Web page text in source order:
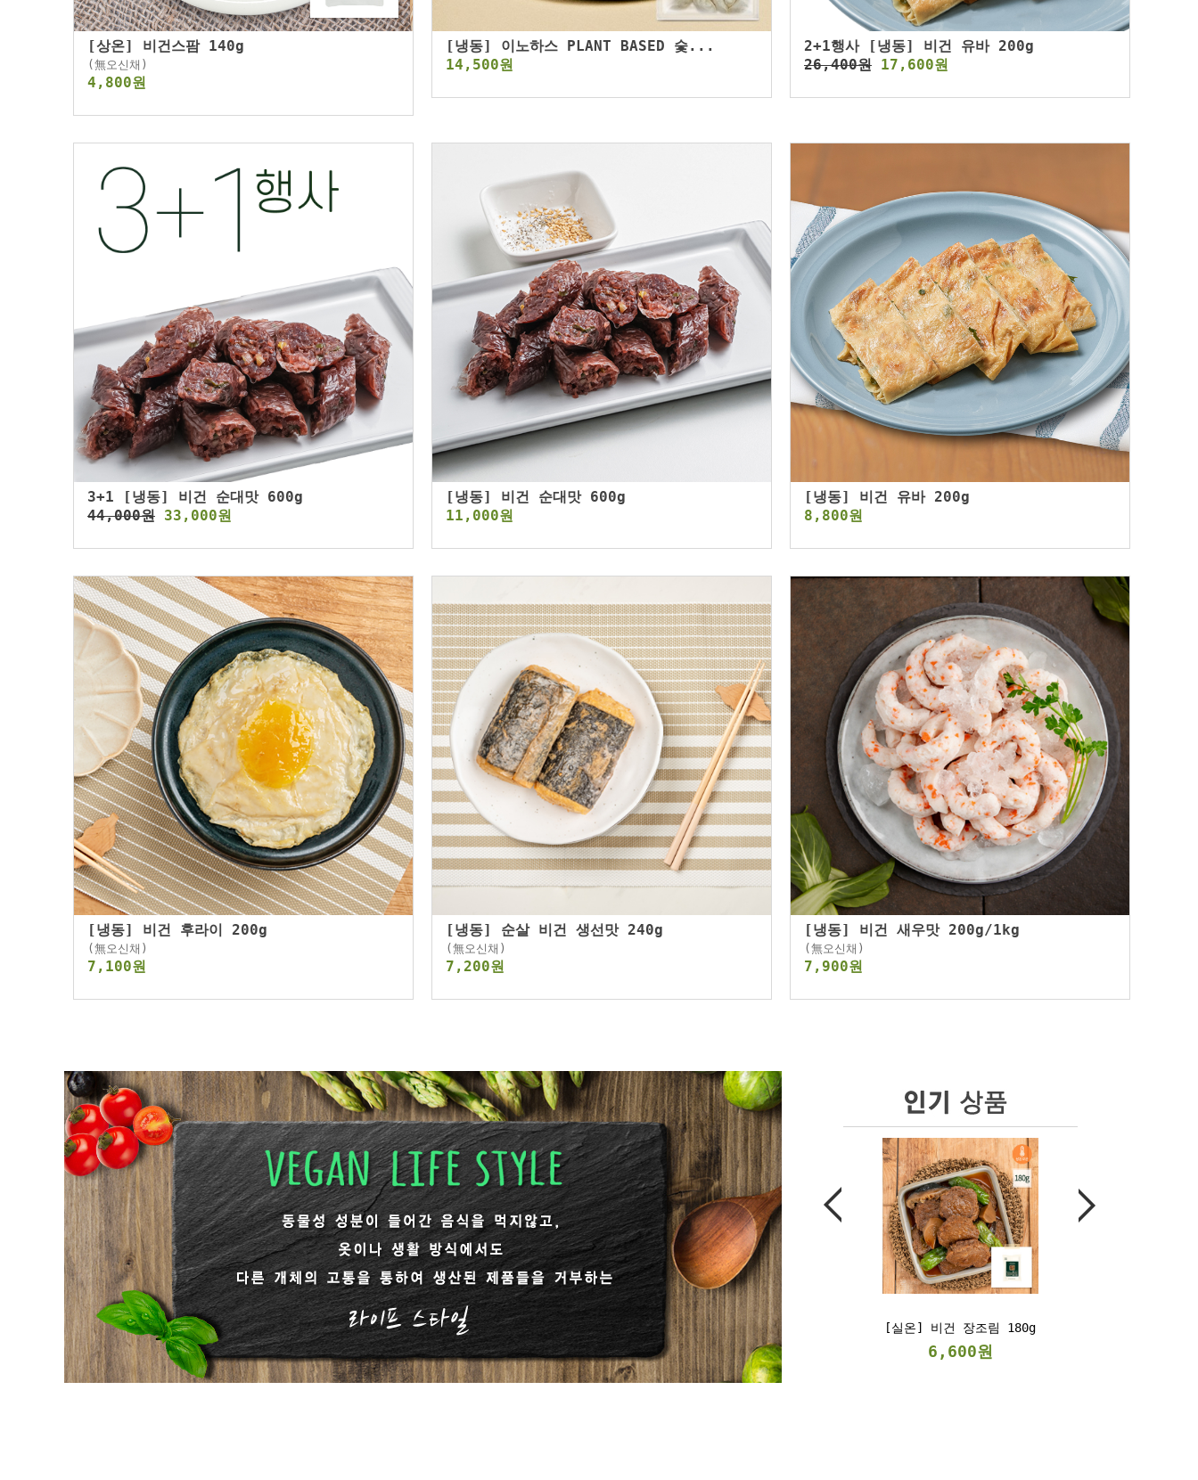
[상온] 비건스팜 140g
(無오신채)
4,800원
[냉동] 이노하스 PLANT BASED 숯...
14,500원
2+1행사 [냉동] 비건 유바 200g
26,400원 17,600원
3+1 [냉동] 비건 순대맛 600g
44,000원 33,000원
[냉동] 비건 순대맛 600g
11,000원
[냉동] 비건 유바 200g
8,800원
[냉동] 비건 후라이 200g
(無오신채)
7,100원
[냉동] 순살 비건 생선맛 240g
(無오신채)
7,200원
[냉동] 비건 새우맛 200g/1kg
(無오신채)
7,900원
[냉동] 비건양념강정
400g/1kg
7,100원
[실온] 비건 장조림 180g